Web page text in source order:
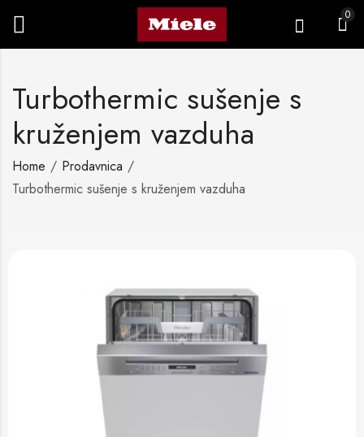
0
Turbothermic sušenje s
kruženjem vazduha
Home
Prodavnica
Turbothermic sušenje s kruženjem vazduha